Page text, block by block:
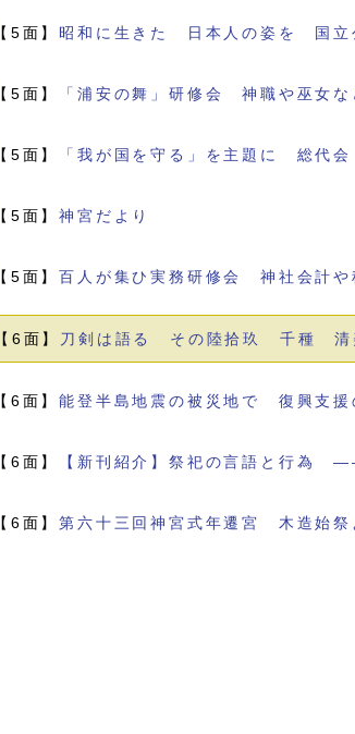
【5面】 昭和に生きた 日本人の姿を 国立
【5面】 「浦安の舞」研修会 神職や巫女
【5面】 「我が国を守る」を主題に 総代
【5面】神宮だより
【5面】百人が集ひ実務研修会 神社会計
【6面】 刀剣は語る その陸拾玖 千種 清
【6面】能登半島地震の被災地で 復興支
【6面】 【新刊紹介】祭祀の言語と行
【6面】第六十三回神宮式年遷宮 木造始祭